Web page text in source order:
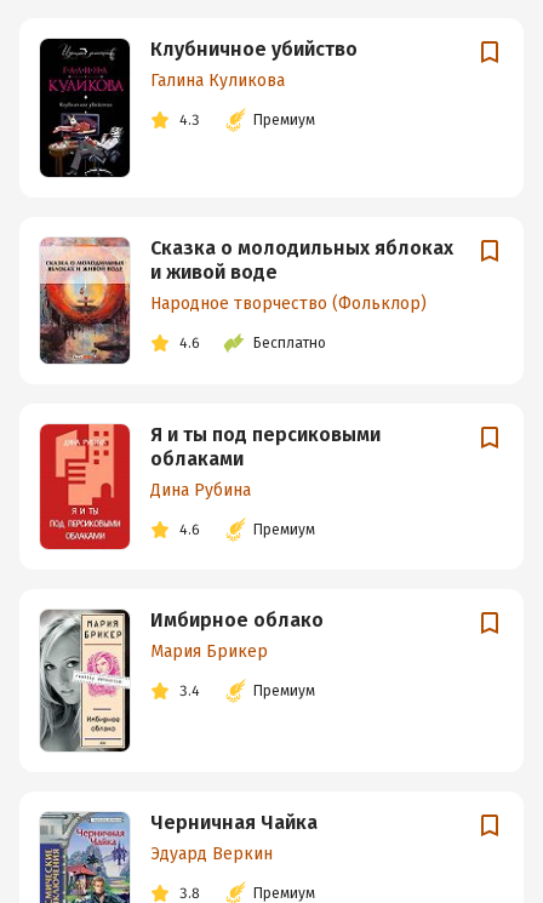
Клубничное убийство
Галина Куликова
4.3 Премиум
Сказка о молодильных яблоках
и живой воде
Народное творчество (Фольклор)
4.6 Бесплатно
Я и ты под персиковыми
облаками
Дина Рубина
4.6 Премиум
Имбирное облако
Мария Брикер
3.4 Премиум
Черничная Чайка
Эдуард Веркин
3.8 Премиум